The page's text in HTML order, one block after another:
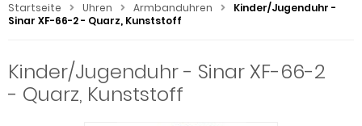
Startseite Uhren Armbanduhren
Kinder/Jugenduhr -
Sinar XF-66-2 - Quarz, Kunststoff
Kinder/Jugenduhr - Sinar XF-66-2
- Quarz, Kunststoff